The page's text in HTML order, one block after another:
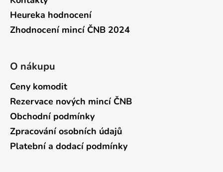
Heureka hodnocení
Zhodnocení mincí ČNB 2024
O nákupu
Ceny komodit
Rezervace nových mincí ČNB
Obchodní podmínky
Zpracování osobních údajů
Platební a dodací podmínky